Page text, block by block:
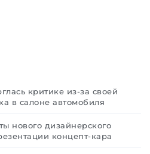
критике из-за своей
в салоне автомобиля
нового дизайнерского
концепт-кара